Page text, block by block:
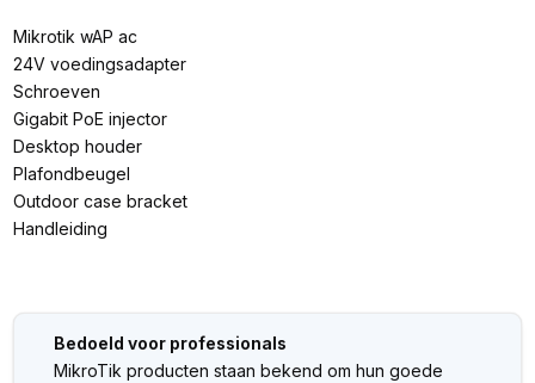
Mikrotik wAP ac
24V voedingsadapter
Schroeven
Gigabit PoE injector
Desktop houder
Plafondbeugel
Outdoor case bracket
Handleiding
Bedoeld voor professionals
MikroTik producten staan bekend om hun goede